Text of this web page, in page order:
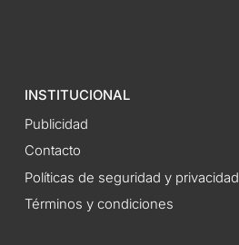
INSTITUCIONAL
Publicidad
Contacto
Políticas de seguridad y privacidad
Términos y condiciones